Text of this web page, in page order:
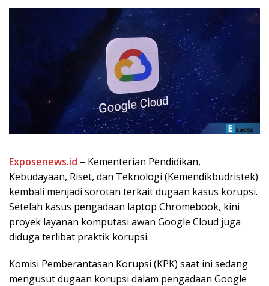
Exposenews.id – Kementerian Pendidikan,
Kebudayaan, Riset, dan Teknologi (Kemendikbudristek)
kembali menjadi sorotan terkait dugaan kasus korupsi.
Setelah kasus pengadaan laptop Chromebook, kini
proyek layanan komputasi awan Google Cloud juga
diduga terlibat praktik korupsi.
Komisi Pemberantasan Korupsi (KPK) saat ini sedang
mengusut dugaan korupsi dalam pengadaan Google